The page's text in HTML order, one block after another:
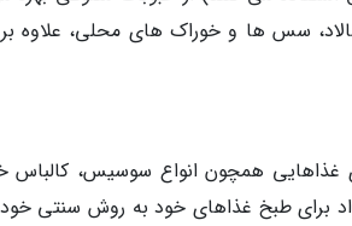
سس ها و خوراک های محلی، علاوه
غذاهایی همچون انواع سوسیس،
برای طبخ غذاهای خود به روش سنتی